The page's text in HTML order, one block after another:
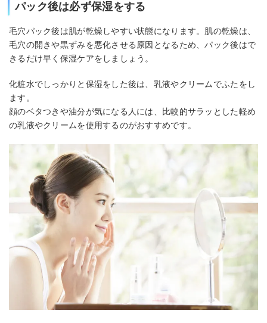
パック後は必ず保湿をする
毛穴パック後は肌が乾燥しやすい状態になります。肌の乾燥は、
毛穴の開きや黒ずみを悪化させる原因となるため、パック後はで
きるだけ早く保湿ケアをしましょう。
化粧水でしっかりと保湿をした後は、乳液やクリームでふたをし
ます。
顔のベタつきや油分が気になる人には、比較的サラッとした軽め
の乳液やクリームを使用するのがおすすめです。